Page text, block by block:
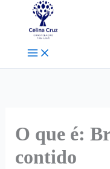
conteúdo
O que é:
contido
Facebook